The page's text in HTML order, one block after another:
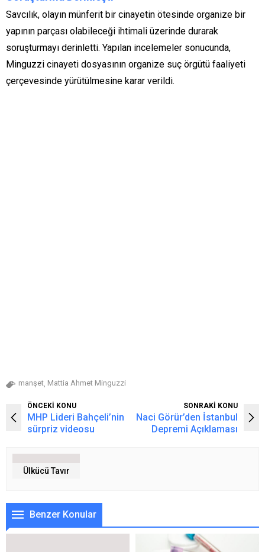
Savcılık, olayın münferit bir cinayetin ötesinde organize bir
yapının parçası olabileceği ihtimali üzerinde durarak
soruşturmayı derinletti. Yapılan incelemeler sonucunda,
Minguzzi cinayeti dosyasının organize suç örgütü faaliyeti
çerçevesinde yürütülmesine karar verildi.
manşet, Mattia Ahmet Minguzzi
ÖNCEKİ KONU
MHP Lideri Bahçeli’nin
sürpriz videosu
SONRAKİ KONU
Naci Görür’den İstanbul
Depremi Açıklaması
Ülkücü Tavır
Benzer Konular